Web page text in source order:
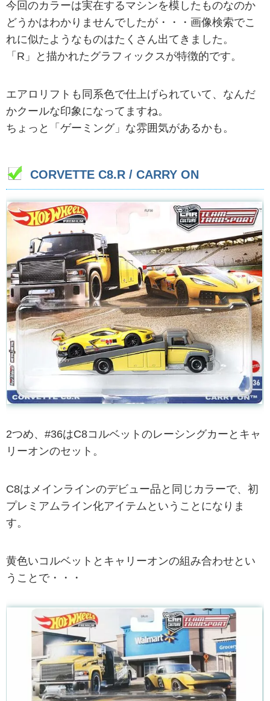
今回のカラーは実在するマシンを模したものなのか
どうかはわかりませんでしたが・・・画像検索でこ
れに似たようなものはたくさん出てきました。
「R」と描かれたグラフィックスが特徴的です。
エアロリフトも同系色で仕上げられていて、なんだ
かクールな印象になってますね。
ちょっと「ゲーミング」な雰囲気があるかも。
CORVETTE C8.R / CARRY ON
2つめ、#36はC8コルベットのレーシングカーとキャ
リーオンのセット。
C8はメインラインのデビュー品と同じカラーで、初
プレミアムライン化アイテムということになりま
す。
黄色いコルベットとキャリーオンの組み合わせとい
うことで・・・